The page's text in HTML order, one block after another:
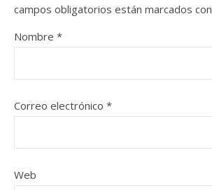
campos obligatorios están marcados con
Nombre *
Correo electrónico *
Web